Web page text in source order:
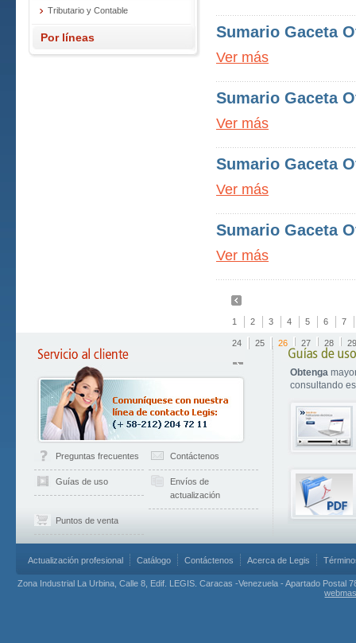
Tributario y Contable
Por líneas Sumario Gaceta
Ver más
Sumario Gaceta
Ver más
Sumario Gaceta
Ver más
Sumario Gaceta
Ver más
1 2 3 4 5 6 7
24 25 26 27 28 29
Preguntas frecuentes Contáctenos
Guías de uso
Envíos de
actualización
Puntos de venta
Obtenga
consultando
Actualización profesional Catálogo Contáctenos Acerca de Legis
Zona Industrial La Urbina, Calle 8, Edif. LEGIS. Caracas -Venezuela - Apartado